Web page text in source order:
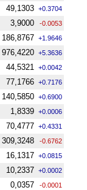
49,1303 +0.3704
3,9000 -0.0053
186,8767 +1.9646
976,4220 +5.3636
44,5321 +0.0042
77,1766 +0.7176
140,5850 +0.6900
1,8339 +0.0006
70,4777 +0.4331
309,3248 -0.6762
16,1317 +0.0815
10,2337 +0.0002
0,0357 -0.0001